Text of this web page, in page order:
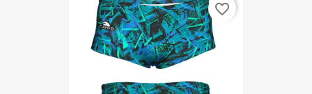
favorite_border